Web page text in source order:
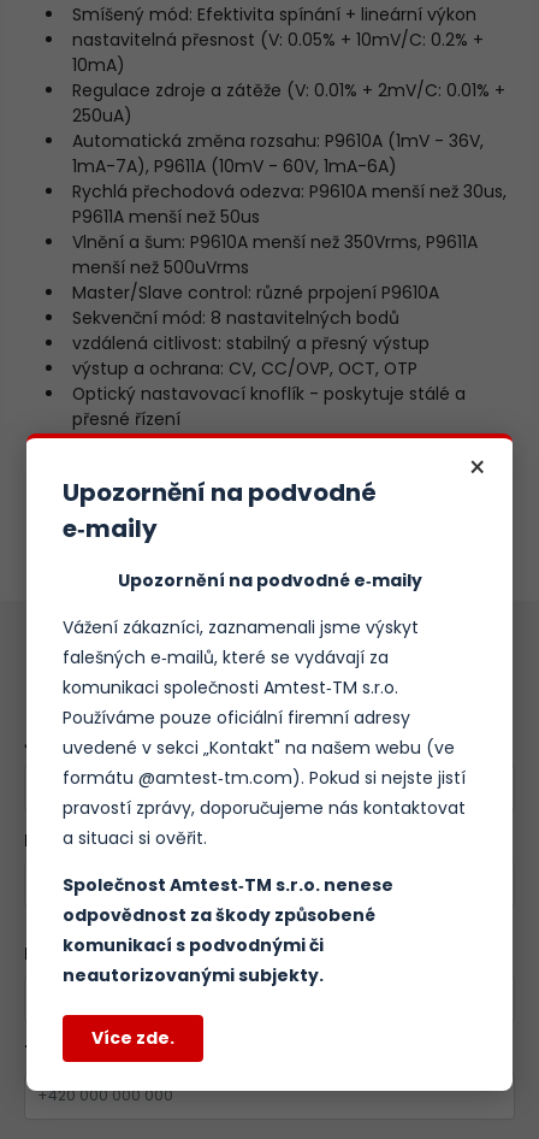
Smíšený mód: Efektivita spínání + lineární výkon
nastavitelná přesnost (V: 0.05% + 10mV/C: 0.2% +
10mA)
Regulace zdroje a zátěže (V: 0.01% + 2mV/C: 0.01% +
250uA)
Automatická změna rozsahu: P9610A (1mV - 36V,
1mA-7A), P9611A (10mV - 60V, 1mA-6A)
Rychlá přechodová odezva: P9610A menší než 30us,
P9611A menší než 50us
Vlnění a šum: P9610A menší než 350Vrms, P9611A
menší než 500uVrms
Master/Slave control: různé prpojení P9610A
Sekvenční mód: 8 nastavitelných bodů
vzdálená citlivost: stabilný a přesný výstup
výstup a ochrana: CV, CC/OVP, OCT, OTP
Optický nastavovací knoflík - poskytuje stálé a
přesné řízení
Efektivní způsob chlazení, nízká hlučnost.
Madlo pro jednoduchou manipulaci a přenášení.
Skvělý poměr cena/výkon.
Poptávkový formulář
Jméno:*
Email: *
Název vaší firmy:
Telefon:
×
Upozornění na podvodné
e‑maily
Upozornění na podvodné e‑maily
Vážení zákazníci, zaznamenali jsme výskyt
falešných e‑mailů, které se vydávají za
komunikaci společnosti Amtest‑TM s.r.o.
Používáme pouze oficiální firemní adresy
uvedené v sekci „Kontakt" na našem webu (ve
formátu @amtest‑tm.com). Pokud si nejste jistí
pravostí zprávy, doporučujeme nás kontaktovat
a situaci si ověřit.
Společnost Amtest‑TM s.r.o. nenese
odpovědnost za škody způsobené
komunikací s podvodnými či
neautorizovanými subjekty.
Více zde.